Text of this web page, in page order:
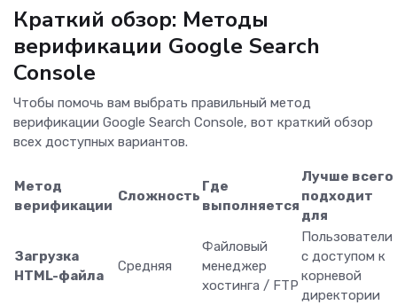
Краткий обзор: Методы
верификации Google Search
Console
Чтобы помочь вам выбрать правильный метод
верификации Google Search Console, вот краткий обзор
всех доступных вариантов.
Метод
верификации
Сложность
Где
выполняется
Лучше всего
подходит
для
Загрузка
HTML-файла
Средняя
Файловый
менеджер
хостинга / FTP
Пользователи
с доступом к
корневой
директории